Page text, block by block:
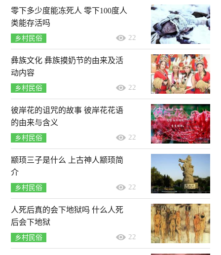
零下多少度能冻死人 零下100度人
类能存活吗
乡村民俗 22
彝族文化 彝族摸奶节的由来及活
动内容
乡村民俗 22
彼岸花的诅咒的故事 彼岸花花语
的由来与含义
乡村民俗 22
颛顼三子是什么 上古神人颛顼简
介
乡村民俗 22
人死后真的会下地狱吗 什么人死
后会下地狱
乡村民俗 22